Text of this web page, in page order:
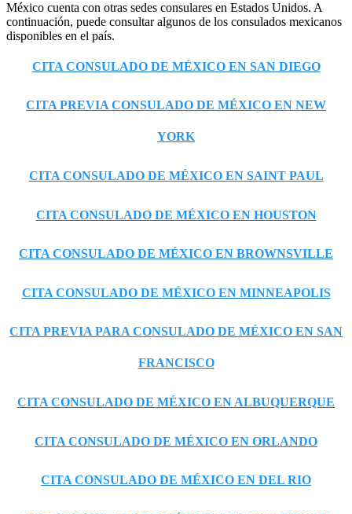
México cuenta con otras sedes consulares en Estados Unidos. A
continuación, puede consultar algunos de los consulados mexicanos
disponibles en el país.
CITA CONSULADO DE MÉXICO EN SAN DIEGO
CITA PREVIA CONSULADO DE MÉXICO EN NEW
YORK
CITA CONSULADO DE MÉXICO EN SAINT PAUL
CITA CONSULADO DE MÉXICO EN HOUSTON
CITA CONSULADO DE MÉXICO EN BROWNSVILLE
CITA CONSULADO DE MÉXICO EN MINNEAPOLIS
CITA PREVIA PARA CONSULADO DE MÉXICO EN SAN
FRANCISCO
CITA CONSULADO DE MÉXICO EN ALBUQUERQUE
CITA CONSULADO DE MÉXICO EN ORLANDO
CITA CONSULADO DE MÉXICO EN DEL RIO